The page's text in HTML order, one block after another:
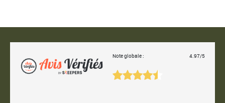
Note globale : 4.97/5